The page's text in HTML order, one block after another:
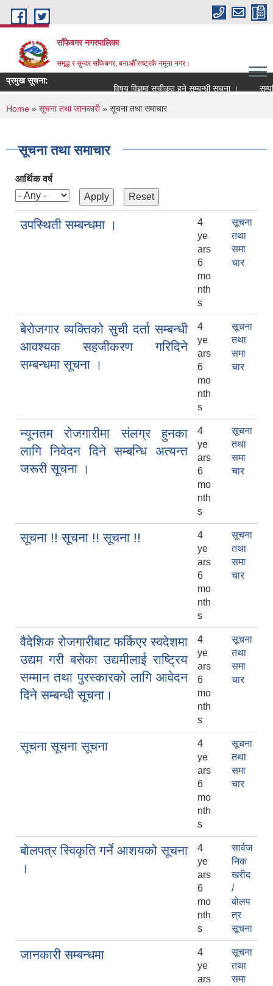
Skip to main content
साँफेबगर नगरपालिका
समृद्ध र सुन्दर साँफेबगर, बनाऔँ राष्ट्रकै नमूना नगर।
प्रमुख सूचना:
विषय विज्ञमा सुचीकृत हुने सम्बन्धी सूचना ।
सम्पति
You are here
Home » सूचना तथा जानकारी» सूचना तथा समाचार
सूचना तथा समाचार
आर्थिक वर्ष
उपस्थिती सम्बन्धमा ।
4
ye
ars
6
mo
nth
s
सूचना
तथा
समा
चार
बेरोजगार व्यक्तिको सुची दर्ता सम्बन्धी
आवश्यक सहजीकरण गरिदिने
सम्बन्धमा सूचना ।
4
ye
ars
6
mo
nth
s
सूचना
तथा
समा
चार
न्यूनतम रोजगारीमा संलग्र हुनका
लागि निवेदन दिने सम्बन्धि अत्यन्त
जरूरी सूचना ।
4
ye
ars
6
mo
nth
s
सूचना
तथा
समा
चार
सूचना !! सूचना !! सूचना !!
4
ye
ars
6
mo
nth
s
सूचना
तथा
समा
चार
वैदेशिक रोजगारीबाट फर्किएर स्वदेशमा
उद्यम गरी बसेका उद्यमीलाई राष्ट्रिय
सम्मान तथा पुरस्कारको लागि आवेदन
दिने सम्बन्धी सूचना।
4
ye
ars
6
mo
nth
s
सूचना
तथा
समा
चार
सूचना सूचना सूचना
4
ye
ars
6
mo
nth
s
सूचना
तथा
समा
चार
बोलपत्र स्विकृति गर्ने आशयको सूचना
।
4
ye
ars
6
mo
nth
s
सार्वज
निक
खरीद
/
बोलप
त्र
सूचना
जानकारी सम्बन्धमा
4
ye
ars
सूचना
तथा
समा